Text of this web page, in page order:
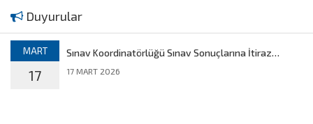
Duyurular
MART
17
Sınav Koordinatörlüğü Sınav Sonuçlarına İtiraz
17 MART 2026